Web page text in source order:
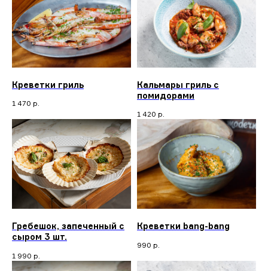
Креветки гриль
1 470 р.
Кальмары гриль с
помидорами
1 420 р.
Гребешок, запеченный с
сыром 3 шт.
1 990 р.
Креветки bang-bang
990 р.